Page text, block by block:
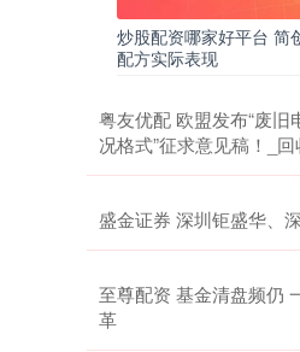
炒股配资哪家好平台 简
配方实际表现
粤友优配 欧盟发布“废
况格式”征求意见稿！_
盛金证券 深圳钜盛华、
至尊配资 基金清盘频仍
革